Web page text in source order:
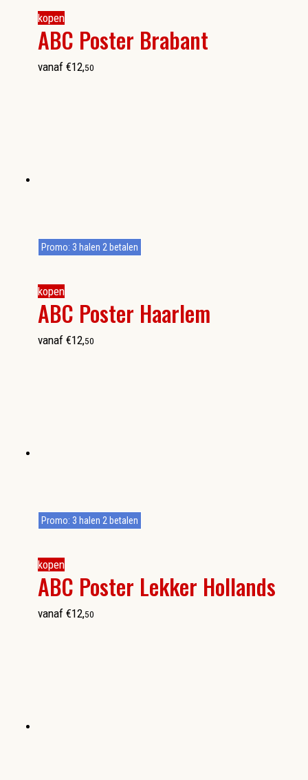
kopen
ABC Poster Brabant
vanaf €12,50
kopen
ABC Poster Haarlem
Promo: 3 halen 2 betalen
vanaf €12,50
kopen
ABC Poster Lekker Hollands
Promo: 3 halen 2 betalen
vanaf €12,50